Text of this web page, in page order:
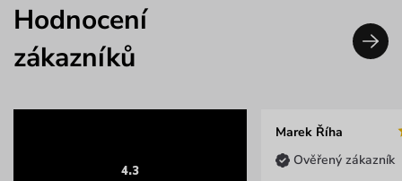
Hodnocení
zákazníků
4.3
Marek Říha
Ověřený zákazník